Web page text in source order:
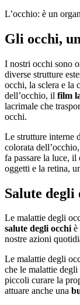
L’occhio: è un
Gli occhi,
I nostri occhi sono
diverse strutture
occhi, la sclera e la
dell’occhio, il film
lacrimale che
occhi.
Le strutture interne
colorata
fa passare la luce,
oggetti e la retina,
Salute degli
Le malattie degli
salute degli occhiè
nostre azioni
Le malattie degli
che le malattie
piccoli curare la
attuare anche una